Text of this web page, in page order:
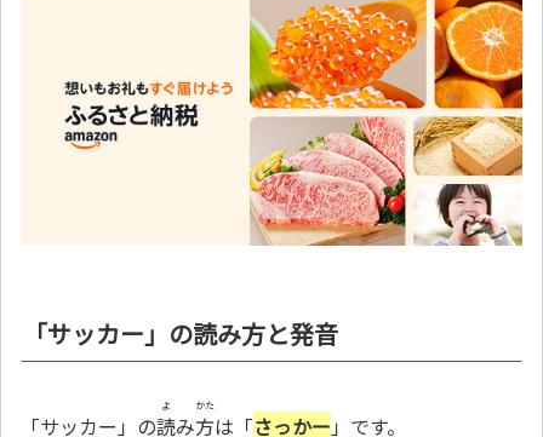
「サッカー」の読み方と発音
「サッカー」の読
よ
み方
かた
は「さっかー 」です。